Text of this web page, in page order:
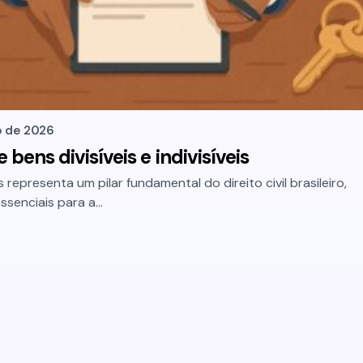
de 2026
bens divisíveis e indivisíveis
representa um pilar fundamental do direito civil brasileiro,
para a…